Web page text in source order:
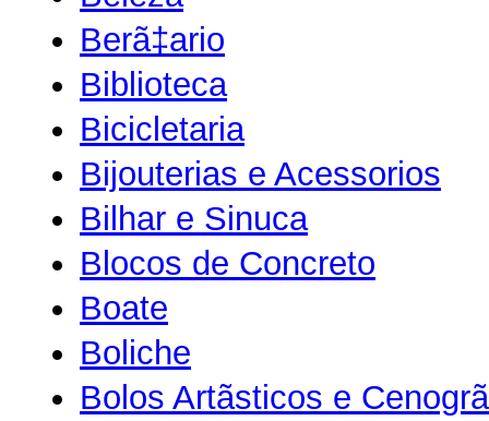
Berã‡ario
Biblioteca
Bicicletaria
Bijouterias e Acessorios
Bilhar e Sinuca
Blocos de Concreto
Boate
Boliche
Bolos Artãsticos e